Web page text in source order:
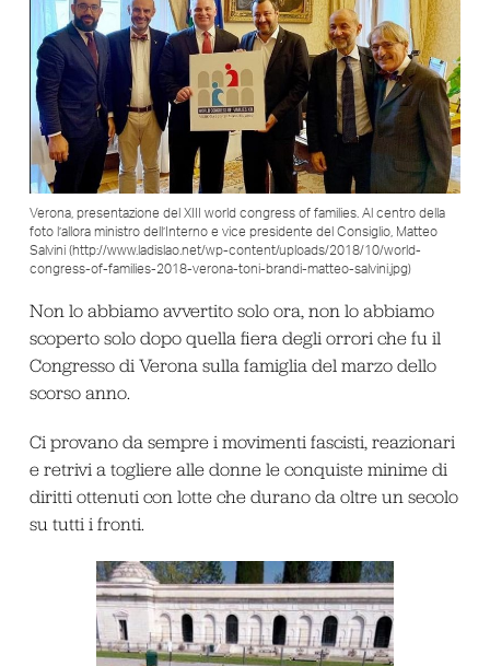
Verona, presentazione del XIII world congress of families. Al centro della
foto l’allora ministro dell’Interno e vice presidente del Consiglio, Matteo
Salvini (http://www.ladislao.net/wp-content/uploads/2018/10/world-
congress-of-families-2018-verona-toni-brandi-matteo-salvini.jpg)
Non lo abbiamo avvertito solo ora, non lo abbiamo
scoperto solo dopo quella fiera degli orrori che fu il
Congresso di Verona sulla famiglia del marzo dello
scorso anno.
Ci provano da sempre i movimenti fascisti, reazionari
e retrivi a togliere alle donne le conquiste minime di
diritti ottenuti con lotte che durano da oltre un secolo
su tutti i fronti.